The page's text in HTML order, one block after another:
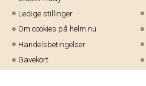
Ledige stillinger
Om cookies på helm.nu
Handelsbetingelser
Gavekort